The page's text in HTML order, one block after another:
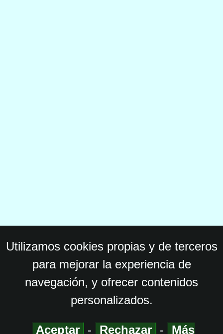
Utilizamos cookies propias y de terceros
para mejorar la experiencia de
navegación, y ofrecer contenidos
personalizados.
Aceptar - Rechazar - Más